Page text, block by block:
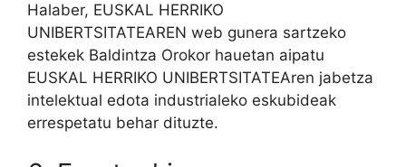
Halaber, EUSKAL HERRIKO
UNIBERTSITATEAREN web gunera sartzeko
estekek Baldintza Orokor hauetan aipatu
EUSKAL HERRIKO UNIBERTSITATEAren jabetza
intelektual edota industrialeko eskubideak
errespetatu behar dituzte.